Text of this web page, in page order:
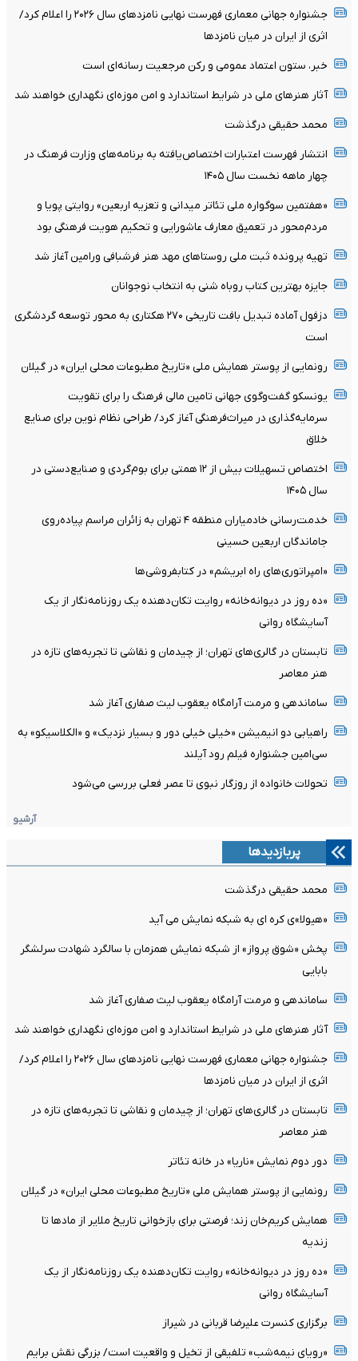
جشنواره جهانی معماری فهرست نهایی نامزدهای سال ۲۰۲۶ را اعلام کرد/
اثری از ایران در میان نامزدها
خبر، ستون اعتماد عمومی و رکن مرجعیت رسانه‌ای است
آثار هنرهای ملی در شرایط استاندارد و امن موزه‌ای نگهداری خواهند شد
محمد حقیقی درگذشت
انتشار فهرست اعتبارات اختصاص‌یافته به برنامه‌های وزارت فرهنگ در
چهار ماهه نخست سال ۱۴۰۵
«هفتمین سوگواره ملی تئاتر میدانی و تعزیه اربعین» روایتی پویا و
مردم‌محور در تعمیق معارف عاشورایی و تحکیم هویت فرهنگی بود
تهیه پرونده ثبت ملی روستاهای مهد هنر فرشبافی ورامین آغاز شد
جایزه بهترین کتاب روباه شنی به انتخاب نوجوانان
دزفول آماده تبدیل بافت تاریخی ۲۷۰ هکتاری به محور توسعه گردشگری
است
رونمایی از پوستر همایش ملی «تاریخ مطبوعات محلی ایران» در گیلان
یونسکو گفت‌وگوی جهانی تامین مالی فرهنگ را برای تقویت
سرمایه‌گذاری در میراث‌فرهنگی آغاز کرد/ طراحی نظام نوین برای صنایع
خلاق
اختصاص تسهیلات بیش از ۱۲ همتی برای بوم‌گردی و صنایع‌دستی در
سال ۱۴۰۵
خدمت‌رسانی خادمیاران منطقه ۴ تهران به زائران مراسم پیاده‌روی
جاماندگان اربعین حسینی
«امپراتوری‌های راه ابریشم» در کتابفروشی‌ها
«ده روز در دیوانه‌خانه» روایت تکان‌دهنده یک روزنامه‌نگار از یک
آسایشگاه روانی
تابستان در گالری‌های تهران؛ از چیدمان و نقاشی تا تجربه‌های تازه در
هنر معاصر
ساماندهی و مرمت آرامگاه یعقوب لیث صفاری آغاز شد
راهیابی دو انیمیشن «خیلی خیلی دور و بسیار نزدیک» و «الکلاسیکو» به
سی‌امین جشنواره فیلم رود آیلند
تحولات خانواده از روزگار نبوی تا عصر فعلی بررسی می‌شود
آرشیو
پربازدیدها
محمد حقیقی درگذشت
«هیولا»ی کره ای به شبکه نمایش می آید
پخش «شوق پرواز» از شبکه نمایش همزمان با سالگرد شهادت سرلشگر
بابایی
ساماندهی و مرمت آرامگاه یعقوب لیث صفاری آغاز شد
آثار هنرهای ملی در شرایط استاندارد و امن موزه‌ای نگهداری خواهند شد
جشنواره جهانی معماری فهرست نهایی نامزدهای سال ۲۰۲۶ را اعلام کرد/
اثری از ایران در میان نامزدها
تابستان در گالری‌های تهران؛ از چیدمان و نقاشی تا تجربه‌های تازه در
هنر معاصر
دور دوم نمایش «ناریا» در خانه تئاتر
رونمایی از پوستر همایش ملی «تاریخ مطبوعات محلی ایران» در گیلان
همایش کریم‌خان زند؛ فرصتی برای بازخوانی تاریخ ملایر از مادها تا
زندیه
«ده روز در دیوانه‌خانه» روایت تکان‌دهنده یک روزنامه‌نگار از یک
آسایشگاه روانی
برگزاری کنسرت علیرضا قربانی در شیراز
«رویای نیمه‌شب» تلفیقی از تخیل و واقعیت است/ بزرگی نقش برایم